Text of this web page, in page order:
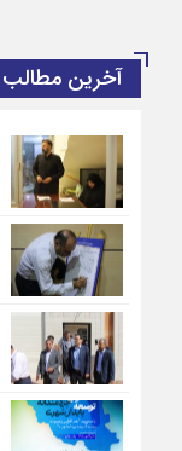
آخرین مطالب